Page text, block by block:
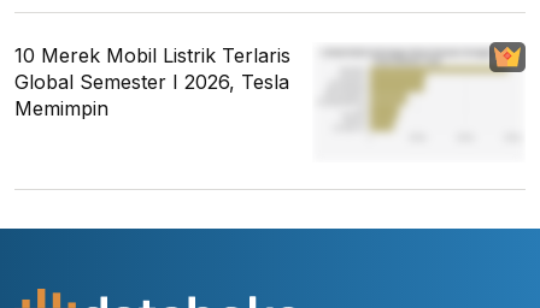
10 Merek Mobil Listrik Terlaris
Global Semester I 2026, Tesla
Memimpin